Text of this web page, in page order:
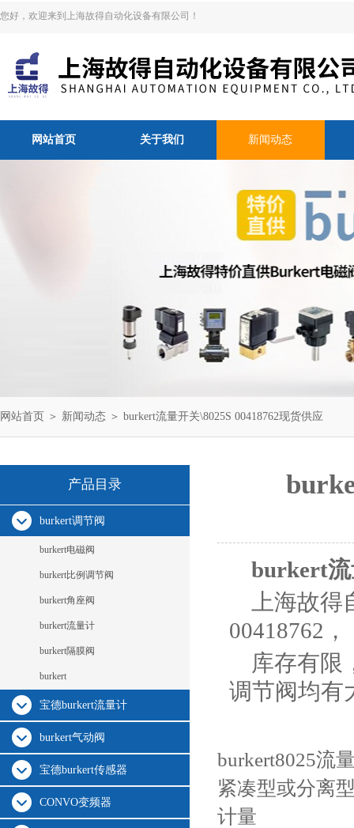
您好，欢迎来到上海故得自动化设备有限公司！
网站首页 关于我们 新闻动态
网站首页 ＞ 新闻动态 ＞ burkert流量开关\8025S 00418762现货供应
产品目录
burkert调节阀
burkert电磁阀
burkert比例调节阀
burkert角座阀
burkert流量计
burkert隔膜阀
burkert
宝德burkert流量计
burkert气动阀
宝德burkert传感器
CONVO变频器
burkert流
上海故
00418762，
库存有限
调节阀均有
burkert8025流
紧凑型或分离
计量